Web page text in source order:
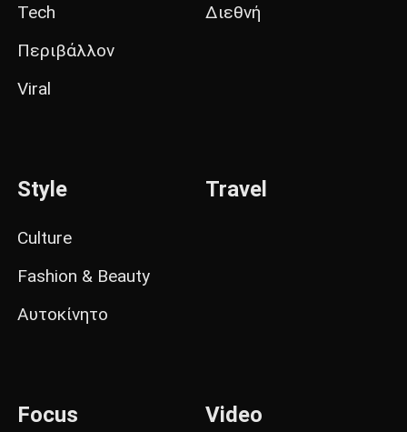
Tech
Περιβάλλον
Viral
Διεθνή
Style
Culture
Fashion & Beauty
Αυτοκίνητο
Travel
Focus Video